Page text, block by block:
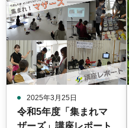
2025年3月25日
令和5年度「集まれマ
ザーズ」講座レポート